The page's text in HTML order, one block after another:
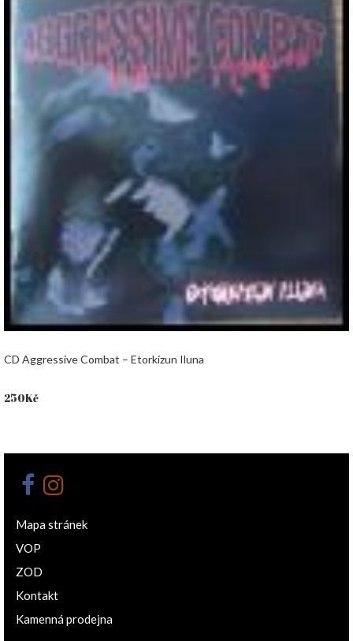
CD Aggressive Combat – Etorkizun Iluna
250Kč
Mapa stránek
VOP
ZOD
Kontakt
Kamenná prodejna